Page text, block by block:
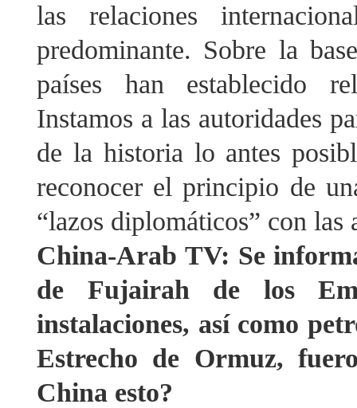
las relaciones
predominante. Sobre la
países han establecido
Instamos a las autoridades
de la historia lo antes
reconocer el principio de
“lazos diplomáticos” con las
China-Arab TV: Se
de Fujairah de los
instalaciones, así como
Estrecho de Ormuz,
China esto?